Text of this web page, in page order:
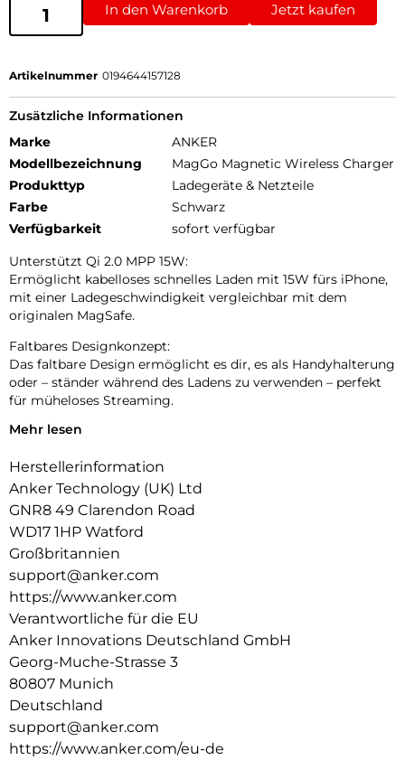
In den Warenkorb Jetzt kaufen
Artikelnummer 0194644157128
Zusätzliche Informationen
Marke
ANKER
Modellbezeichnung
MagGo Magnetic Wireless Charger
Produkttyp
Ladegeräte & Netzteile
Farbe
Schwarz
Verfügbarkeit
sofort verfügbar
Unterstützt Qi 2.0 MPP 15W:
Ermöglicht kabelloses schnelles Laden mit 15W fürs iPhone,
mit einer Ladegeschwindigkeit vergleichbar mit dem
originalen MagSafe.
Faltbares Designkonzept:
Das faltbare Design ermöglicht es dir, es als Handyhalterung
oder – ständer während des Ladens zu verwenden – perfekt
für müheloses Streaming.
Ultraleichte Mobilität:
Baseball, ideal für unterwegs und auf Reisen.
Mehr lesen
Herstellerinformation
Anker Technology (UK) Ltd
GNR8 49 Clarendon Road
WD17 1HP Watford
Großbritannien
support@anker.com
https://www.anker.com
Verantwortliche für die EU
Anker Innovations Deutschland GmbH
Georg-Muche-Strasse 3
80807 Munich
Deutschland
support@anker.com
https://www.anker.com/eu-de